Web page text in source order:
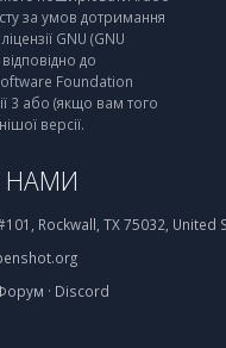
за умов дотримання
GNU (GNU
до
Foundation
3 або (якщо вам того
версії.
НАМИ
Rockwall, TX 75032, United
· Discord